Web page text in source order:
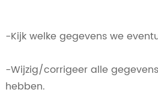
-Kijk welke gegevens we
-Wijzig/corrigeer alle
hebben.